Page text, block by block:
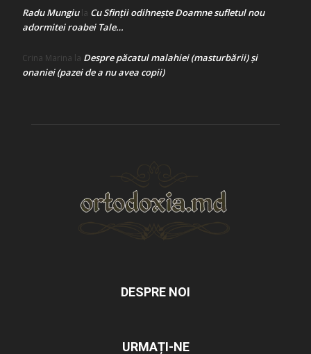
Radu Mungiula Cu Sfinții odihnește Doamne sufletul nou
adormitei roabei Tale…
Crina Marina la Despre păcatul malahiei (masturbării) şi
onaniei (pazei de a nu avea copii)
DESPRE NOI
URMAȚI-NE